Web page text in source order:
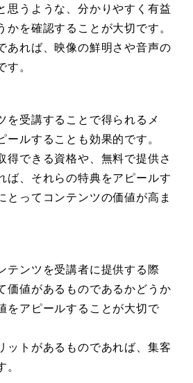
思うような、分かりやすく有益
かを確認することが大切です。
あれば、映像の鮮明さや音声の
す。
を受講することで得られるメ
ールすることも効果的です。
得できる資格や、無料で提供さ
ば、それらの特典をアピールす
とってコンテンツの価値が高ま
テンツを受講者に提供する際
価値があるものであるかどうか
をアピールすることが大切で
ットがあるものであれば、集客
。